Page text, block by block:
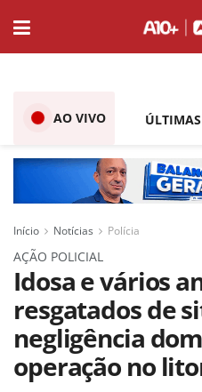
AO VIVO ÚLTIMAS
Início Notícias Polícia
AÇÃO POLICIAL
Idosa e vários
resgatados de
negligência
operação no